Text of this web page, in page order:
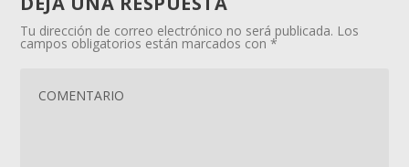
Tu dirección de correo electrónico no será publicada. Los
campos obligatorios están marcados con*